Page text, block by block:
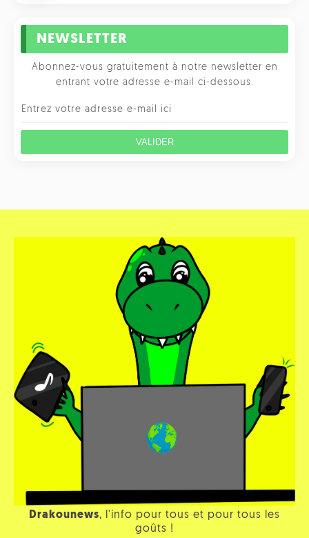
NEWSLETTER
Abonnez-vous gratuitement à notre newsletter en
entrant votre adresse e-mail ci-dessous.
VALIDER
Drakounews, l'info pour tous et pour tous les
goûts !